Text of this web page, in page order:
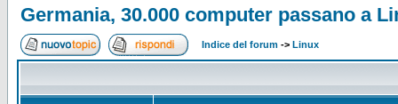
Germania, 30.000 computer passano a
Indice del forum -> Linux